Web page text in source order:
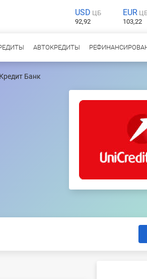
USD ЦБ
92,92
EUR
103,22
АВТОКРЕДИТЫ
Банк